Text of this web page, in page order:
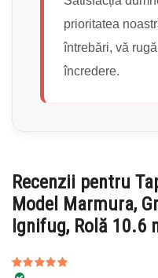
prioritatea
întrebări, vă
încredere.
Recenzii pentru
Model Marmura,
Ignifug, Rolă 10.6